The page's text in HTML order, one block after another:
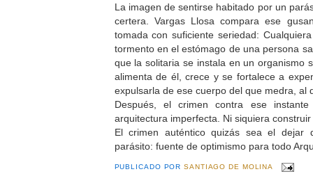
La imagen de sentirse habitado por un
certera. Vargas Llosa compara ese
tomada con suficiente seriedad:
tormento en el estómago de una persona
que la solitaria se instala en un organismo
alimenta de él, crece y se fortalece a
expulsarla de ese cuerpo del que medra, al
Después, el crimen contra ese
arquitectura imperfecta. Ni siquiera
El crimen auténtico quizás sea el dejar
parásito: fuente de optimismo para todo
PUBLICADO PORSANTIAGO DE MOLINA